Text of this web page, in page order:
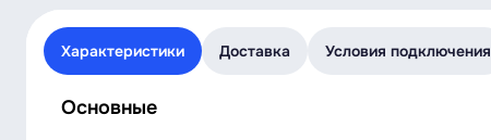
Характеристики Доставка Условия подключения
Основные